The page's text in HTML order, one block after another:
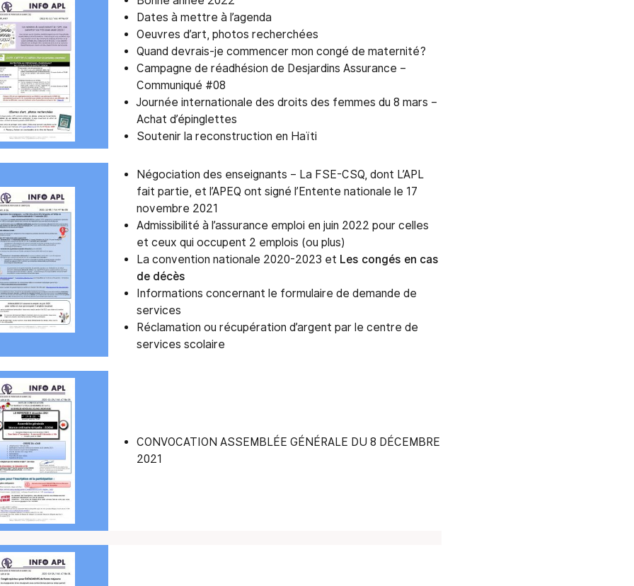
Dates à mettre à l’agenda
Oeuvres d’art, photos recherchées
Quand devrais-je commencer mon congé de maternité?
Campagne de réadhésion de Desjardins Assurance –
Communiqué #08
Journée internationale des droits des femmes du 8 mars –
Achat d’épinglettes
Soutenir la reconstruction en Haïti
Négociation des enseignants – La FSE-CSQ, dont L’APL
fait partie, et l’APEQ ont signé l’Entente nationale le 17
novembre 2021
Admissibilité à l’assurance emploi en juin 2022 pour celles
et ceux qui occupent 2 emplois (ou plus)
La convention nationale 2020-2023 et Les congés en cas
de décès
Informations concernant le formulaire de demande de
services
Réclamation ou récupération d’argent par le centre de
services scolaire
CONVOCATION ASSEMBLÉE GÉNÉRALE DU 8 DÉCEMBRE
2021